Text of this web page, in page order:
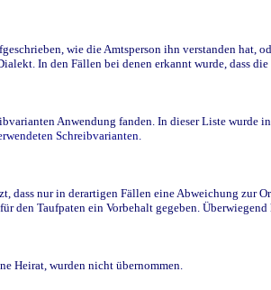
wie die Amtsperson ihn verstanden hat,
In den Fällen bei denen erkannt wurde, dass
Anwendung fanden. In dieser Liste wurde
Schreibvarianten.
nur in derartigen Fällen eine Abweichung zur
Taufpaten ein Vorbehalt gegeben.
Heirat, wurden nicht übernommen.